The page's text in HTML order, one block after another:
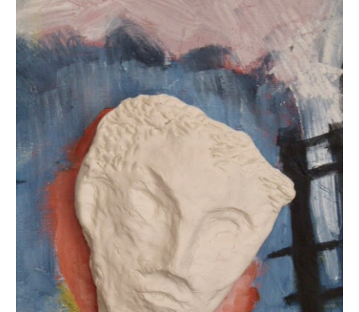
A
CLOSE
UP
„ANDERE
DIMENSION